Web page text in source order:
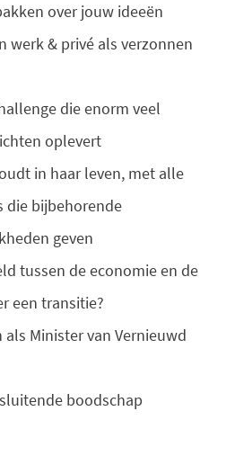
over jouw ideeën
werk & privé als verzonnen
die enorm veel
oplevert
in haar leven, met alle
die bijbehorende
geven
tussen de economie en de
een transitie?
Minister van Vernieuwd
boodschap